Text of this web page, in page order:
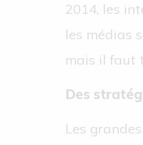
2014, les
les médias
mais il faut
Des
Les